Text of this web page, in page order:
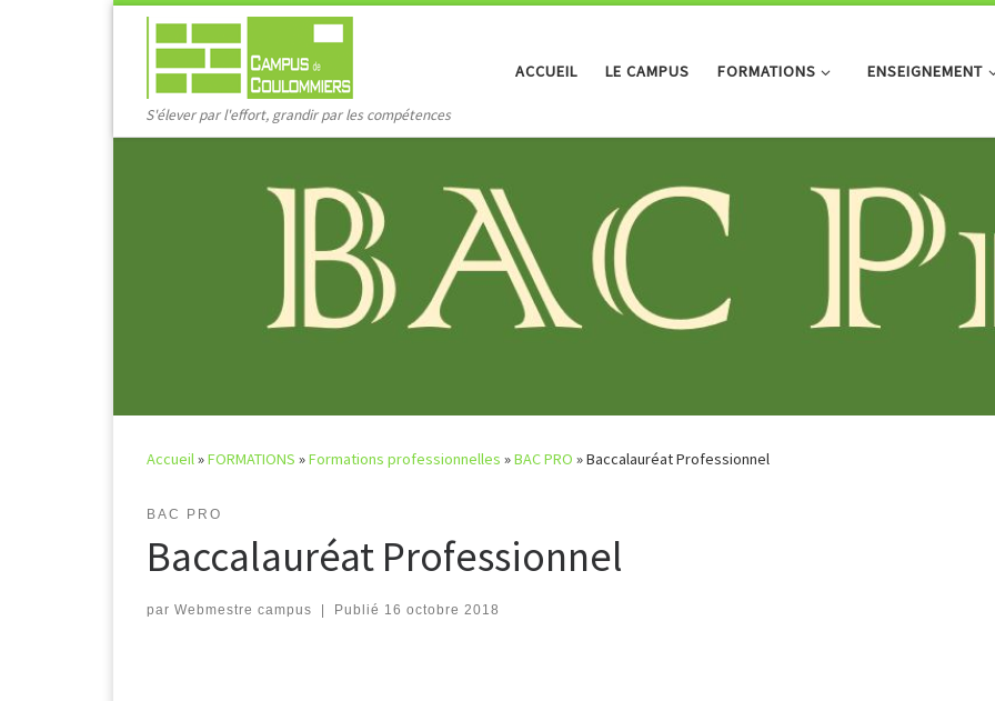
Passer au contenu
S'élever par l'effort, grandir par les compétences
ACCUEIL LE CAMPUS FORMATIONS ENSEIGNEMENT
Accueil»FORMATIONS »Formations professionnelles »BAC PRO »Baccalauréat Professionnel
BAC PRO
Baccalauréat Professionnel
par Webmestre campus Publié 16 octobre 2018